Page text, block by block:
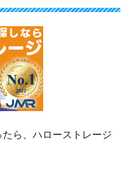
ら、ハローストレージ